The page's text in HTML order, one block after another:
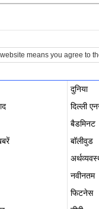
means you agree to
दुनिया
दिल्ली
बैडमिनट
बॉलीवुड
नवीनतम
फिटनेस